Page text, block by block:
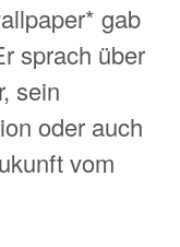
gab
sprach über
sein
oder auch
vom